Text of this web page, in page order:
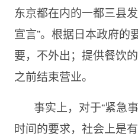
东京都在内的一都三县
宣言”。根据日本政府的
要，不外出；提供餐饮
之前结束营业。
事实上，对于“紧急
时间的要求，社会上是